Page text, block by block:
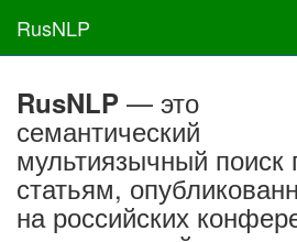
RusNLP
RusNLP — это
семантический
мультиязычный поиск
статьям,
на российских